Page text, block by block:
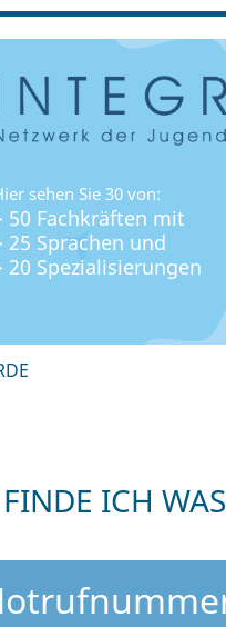
sehen Sie 30 von:
50 Fachkräften mit
25 Sprachen und
20 Spezialisierungen
ICH